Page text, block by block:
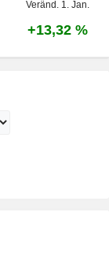
Veränd. 1. Jan.
+13,32 %